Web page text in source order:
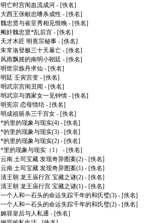
明亡时宫闱血流成河 - [佚名]
大西王张献忠嗜杀成性 - [佚名]
魏忠贤与崔呈秀相见恨晚 - [佚名]
阉奸魏忠贤*乱后宫 - [佚名]
天才木匠 明熹宗秘事 - [佚名]
朱常洛登极三十天暴亡 - [佚名]
风雨飘摇的南明小朝廷 - [佚名]
明世宗炼丹求仙 - [佚名]
明廷 壬寅宫变 - [佚名]
明武宗宫闱丑闻 - [佚名]
明武宗与酒家女一见钟情 - [佚名]
明宪宗 恋母情结 - [佚名]
明成祖斩杀三千宫女 - [佚名]
*的里的现象与现实(4) - [佚名]
*的里的现象与现实(3) - [佚名]
*的里的现象与现实(2) - [佚名]
*里的现象与现实（1）
- [佚名]
云南 土司宝藏 发现奇异图案(2) - [佚名]
云南 土司宝藏 发现奇异图案(1) - [佚名]
清王朝 龙王庙行宫 宝藏之谜(2) - [佚名]
清王朝 龙王庙行宫 宝藏之谜(1) - [佚名]
一个人和一石头的命运失踪千年的和氏璧(3) - [佚名]
一个人和一石头的命运失踪千年的和氏璧(2) - [佚名]
婉容皇后与人私通 - [佚名]